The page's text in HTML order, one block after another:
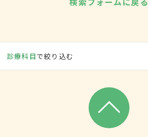
診療科目で絞り込む